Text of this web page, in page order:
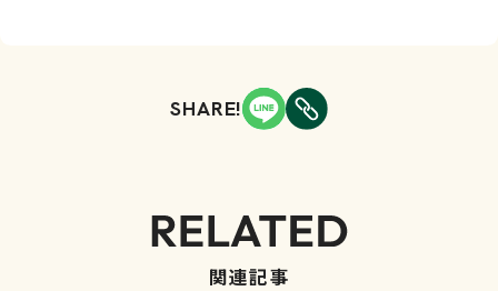
SHARE!
関連記事